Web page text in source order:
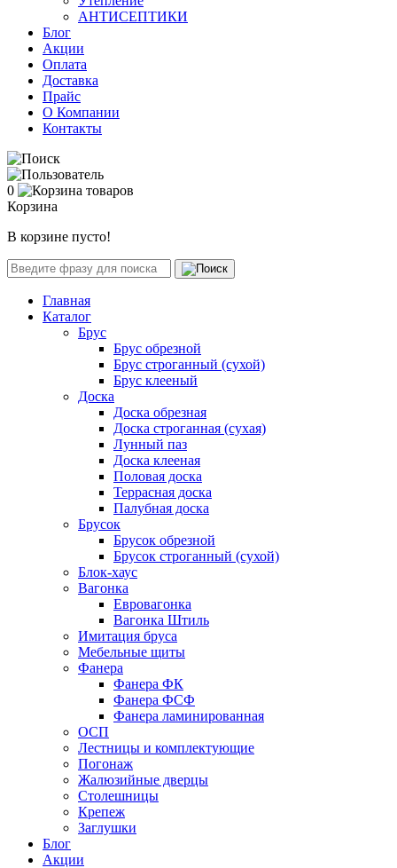
АНТИСЕПТИКИ
Блог
Акции
Оплата
Доставка
Прайс
О Компании
Контакты
0
Корзина
В корзине пусто!
Главная
Каталог
Брус
Брус обрезной
Брус строганный (сухой)
Брус клееный
Доска
Доска обрезная
Доска строганная (сухая)
Лунный паз
Доска клееная
Половая доска
Террасная доска
Палубная доска
Брусок
Брусок обрезной
Брусок строганный (сухой)
Блок-хаус
Вагонка
Евровагонка
Вагонка Штиль
Имитация бруса
Мебельные щиты
Фанера
Фанера ФК
Фанера ФСФ
Фанера ламинированная
ОСП
Лестницы и комплектующие
Погонаж
Жалюзийные дверцы
Столешницы
Крепеж
Заглушки
Блог
Акции